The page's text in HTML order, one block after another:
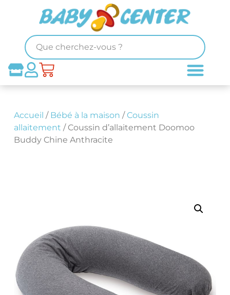
Accueil / Bébé à la maison /Coussin
allaitement / Coussin d’allaitement Doomoo
Buddy Chine Anthracite